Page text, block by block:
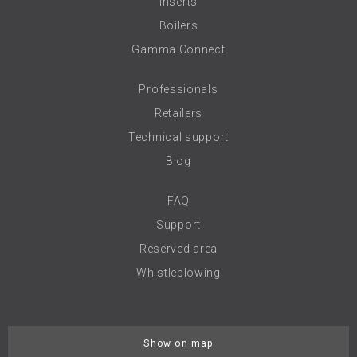
Boilers
Gamma Connect
Professionals
Retailers
Technical support
Blog
FAQ
Support
Reserved area
Whistleblowing
Show on map